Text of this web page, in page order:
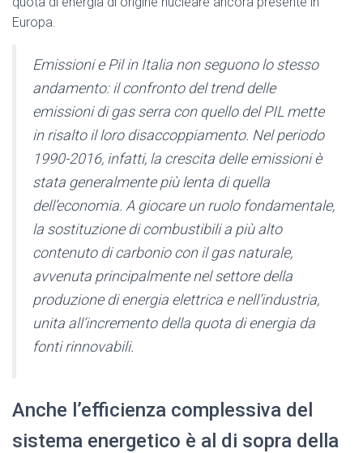
Europa.
Emissioni e Pil in Italia non seguono lo stesso
andamento: il confronto del trend delle
emissioni di gas serra con quello del PIL mette
in risalto il loro disaccoppiamento. Nel periodo
1990-2016, infatti, la crescita delle emissioni è
stata generalmente più lenta di quella
dell’economia. A giocare un ruolo fondamentale,
la sostituzione di combustibili a più alto
contenuto di carbonio con il gas naturale,
avvenuta principalmente nel settore della
produzione di energia elettrica e nell’industria,
unita all’incremento della quota di energia da
fonti rinnovabili.
Anche l’efficienza complessiva del
sistema energetico è al di sopra della